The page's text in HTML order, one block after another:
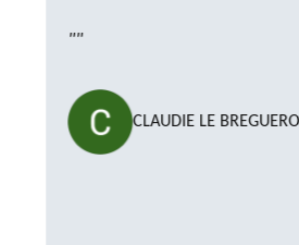
""
CLAUDIE LE BREGUERO